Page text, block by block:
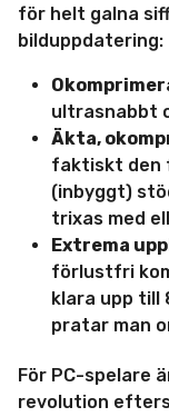
för helt galna
bilduppdatering:
ultrasnabbt
Äkta,
faktiskt den
(inbyggt)
trixas med
Extrema
förlustfri
klara upp till
pratar man
För PC-spelare
revolution